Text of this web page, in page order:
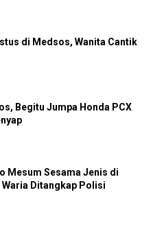
di Medsos, Wanita Cantik
Begitu Jumpa Honda PCX
Mesum Sesama Jenis di
Waria Ditangkap Polisi